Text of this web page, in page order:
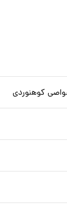
کوهنوردی